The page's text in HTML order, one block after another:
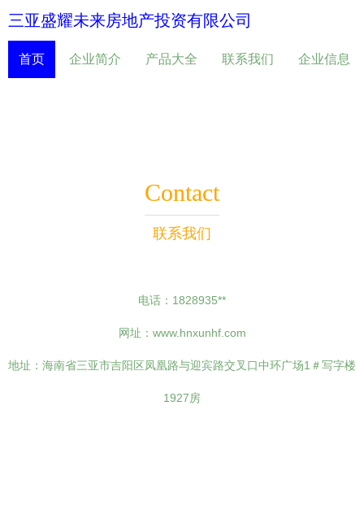
三亚盛耀未来房地产投资有限公司
首页 企业简介 产品大全 联系我们 企业信息
Contact
联系我们
电话：1828935**
网址： www.hnxunhf.com
地址：海南省三亚市吉阳区凤凰路与迎宾路交叉口中环广场1＃写字楼
1927房